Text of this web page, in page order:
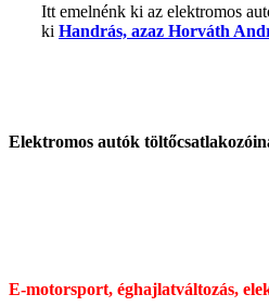
Itt emelnénk ki az elektromos
ki Handrás, azaz Horváth
Elektromos autók
E-motorsport, éghajlatváltozás,